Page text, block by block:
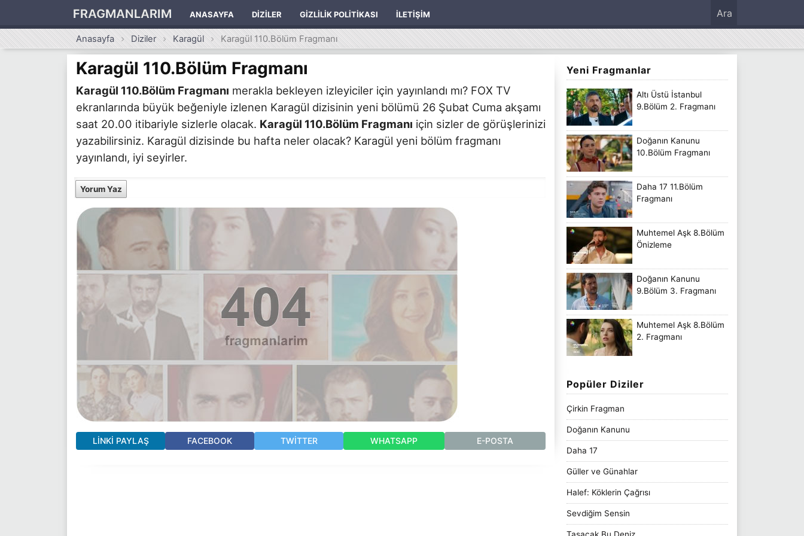
FRAGMANLARIM ANASAYFA DIZILER GIZLILIK POLITIKASI İLETIŞIM Ara
Anasayfa Diziler Karagül Karagül 110.Bölüm Fragmanı
Karagül 110.Bölüm Fragmanı
Karagül 110.Bölüm Fragmanı merakla bekleyen izleyiciler için yayınlandı mı? FOX TV
ekranlarında büyük beğeniyle izlenen Karagül dizisinin yeni bölümü 26 Şubat Cuma akşamı
saat 20.00 itibariyle sizlerle olacak. Karagül 110.Bölüm Fragmanı için sizler de görüşlerinizi
yazabilirsiniz. Karagül dizisinde bu hafta neler olacak? Karagül yeni bölüm fragmanı
yayınlandı, iyi seyirler.
Yorum Yaz
LINKI PAYLAŞ FACEBOOK TWITTER WHATSAPP E-POSTA
Yeni Fragmanlar
Altı Üstü İstanbul
9.Bölüm 2. Fragmanı
Doğanın Kanunu
10.Bölüm Fragmanı
Daha 17 11.Bölüm
Fragmanı
Muhtemel Aşk 8.Bölüm
Önizleme
Doğanın Kanunu
9.Bölüm 3. Fragmanı
Muhtemel Aşk 8.Bölüm
2. Fragmanı
Popüler Diziler
Çirkin Fragman
Doğanın Kanunu
Daha 17
Güller ve Günahlar
Halef: Köklerin Çağrısı
Sevdiğim Sensin
Taşacak Bu Deniz